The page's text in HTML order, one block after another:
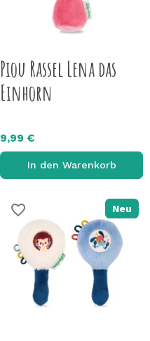
Piou Rassel Lena das
Einhorn
9,99 €
In den Warenkorb
Neu
favorite_border